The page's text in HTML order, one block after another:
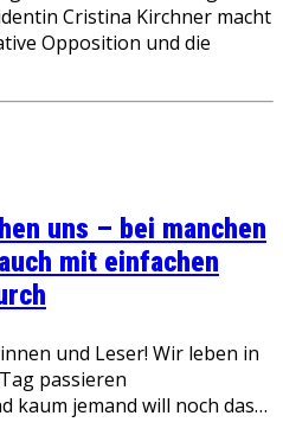
Cristina Kirchner macht
Opposition und die
uns – bei manchen
mit einfachen
und Leser! Wir leben in
passieren
kaum jemand will noch das…